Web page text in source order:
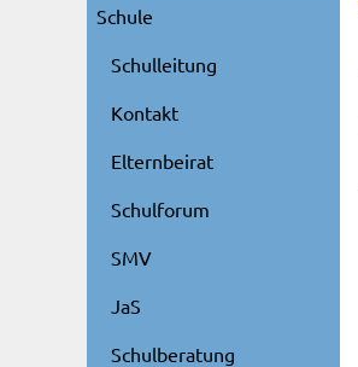
Schule
Schulleitung
Kontakt
Elternbeirat
Schulforum
SMV
JaS
Schulberatung